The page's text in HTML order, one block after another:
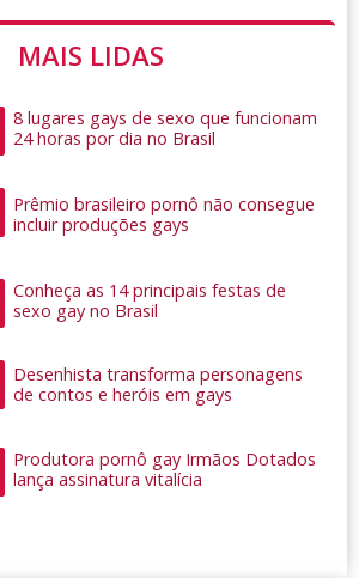
MAIS LIDAS
8 lugares gays de sexo que funcionam
24 horas por dia no Brasil
Prêmio brasileiro pornô não consegue
incluir produções gays
Conheça as 14 principais festas de
sexo gay no Brasil
Desenhista transforma personagens
de contos e heróis em gays
Produtora pornô gay Irmãos Dotados
lança assinatura vitalícia